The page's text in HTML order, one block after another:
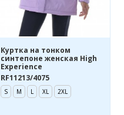
Куртка на тонком
синтепоне женская High
Experience
RF11213/4075
S M L XL 2XL